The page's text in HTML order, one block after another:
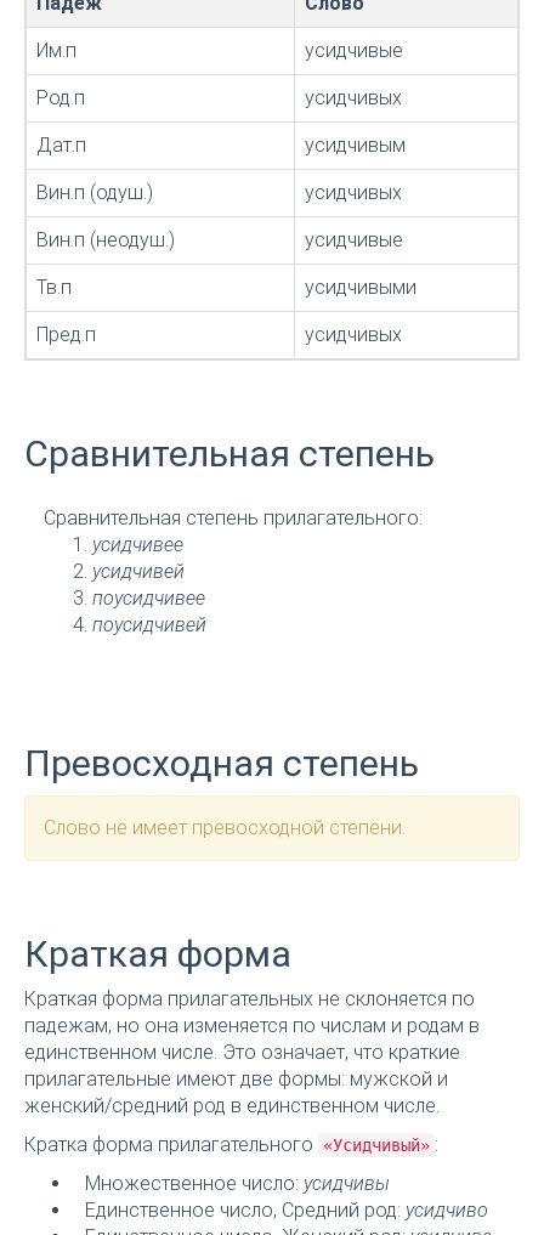
Им.п усидчивые
Род.п усидчивых
Дат.п усидчивым
Вин.п (одуш.) усидчивых
Вин.п (неодуш.) усидчивые
Тв.п усидчивыми
Пред.п усидчивых
Сравнительная степень
Сравнительная степень прилагательного:
усидчивее
усидчивей
поусидчивее
поусидчивей
Превосходная степень
Слово не имеет превосходной степени.
Краткая форма
Краткая форма прилагательных не склоняется по
падежам, но она изменяется по числам и родам в
единственном числе. Это означает, что краткие
прилагательные имеют две формы: мужской и
женский/средний род в единственном числе.
Кратка форма прилагательного
«Усидчивый» :
Множественное число: усидчивы
Единственное число, Средний род: усидчиво